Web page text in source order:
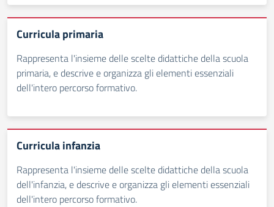
Curricula primaria
Rappresenta l'insieme delle scelte didattiche della scuola
primaria, e descrive e organizza gli elementi essenziali
dell'intero percorso formativo.
Curricula infanzia
Rappresenta l'insieme delle scelte didattiche della scuola
dell'infanzia, e descrive e organizza gli elementi essenziali
dell'intero percorso formativo.